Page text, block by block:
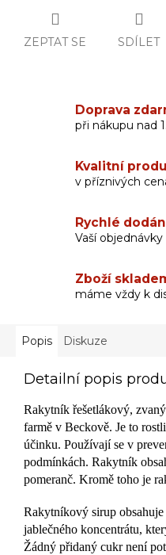
ZEPTAT SE SDÍLET
Doprava
při nákupu nad
Kvalitní
v příznivých
Rychlé
Vaší objednávky
Zboží
máme vždy k
Popis Diskuze
Detailní popis
Rakytník řešetlákový,
farmě v Beckově. Je to
účinku. Používají se v
podmínkách. Rakytník
pomeranč. Kromě toho je
Rakytníkový sirup
jablečného koncentrátu,
Žádný přidaný cukr není